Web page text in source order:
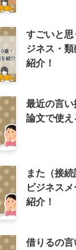
すごいと
ジネス・
紹介！
最近の言
論文で使え
また（接
ビジネス
紹介！
借りるの